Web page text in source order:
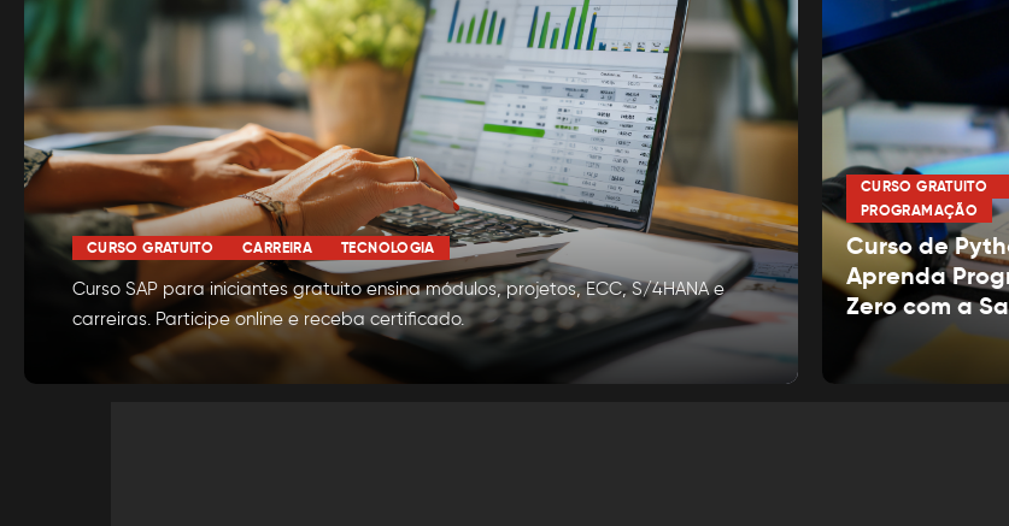
CURSO GRATUITO CARREIRA TECNOLOGIA
Curso SAP para iniciantes gratuito ensina módulos, projetos, ECC, S/4HANA e
carreiras. Participe online e receba certificado.
Alexia Silva
CURSO GRATUITO
PROGRAMAÇÃO
Curso de
Aprenda
Zero com a